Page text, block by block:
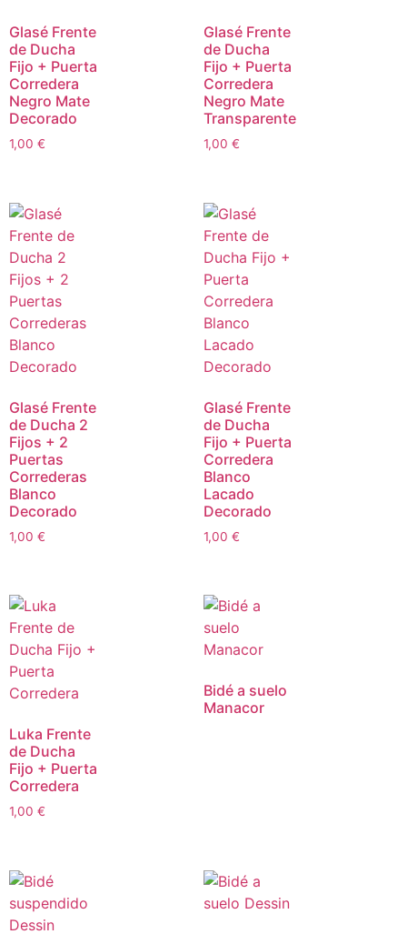
Glasé Frente
de Ducha
Fijo + Puerta
Corredera
Negro Mate
Decorado
1,00 €
Glasé Frente
de Ducha
Fijo + Puerta
Corredera
Negro Mate
Transparente
1,00 €
Glasé Frente
de Ducha 2
Fijos + 2
Puertas
Correderas
Blanco
Decorado
1,00 €
Glasé Frente
de Ducha
Fijo + Puerta
Corredera
Blanco
Lacado
Decorado
1,00 €
Luka Frente
de Ducha
Fijo + Puerta
Corredera
1,00 €
Bidé a suelo
Manacor